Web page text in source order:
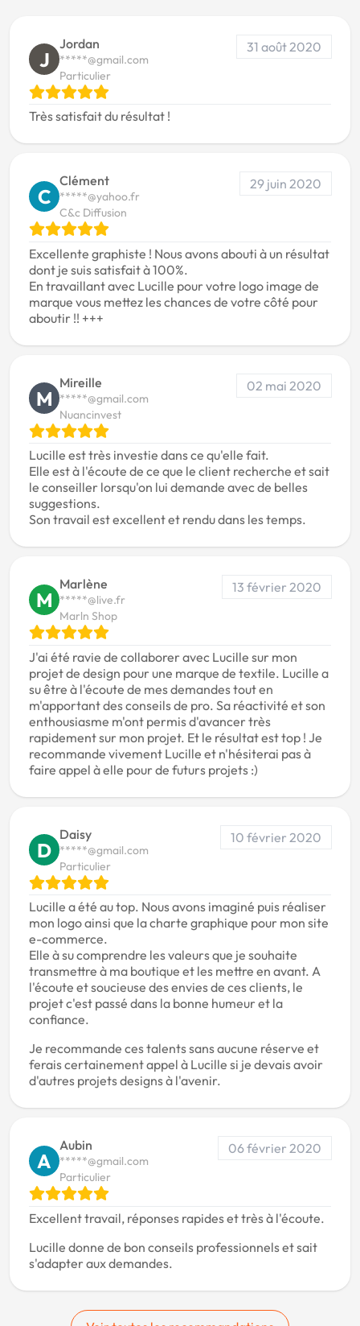
J
Jordan
*****@gmail.com
Particulier
31 août 2020
Très satisfait du résultat !
C
Clément
*****@yahoo.fr
C&c Diffusion
29 juin 2020
Excellente graphiste ! Nous avons abouti à un résultat
dont je suis satisfait à 100%.
En travaillant avec Lucille pour votre logo image de
marque vous mettez les chances de votre côté pour
aboutir !! +++
M
Mireille
*****@gmail.com
Nuancinvest
02 mai 2020
Lucille est très investie dans ce qu'elle fait.
Elle est à l'écoute de ce que le client recherche et sait
le conseiller lorsqu'on lui demande avec de belles
suggestions.
Son travail est excellent et rendu dans les temps.
M
Marlène
*****@live.fr
Marln Shop
13 février 2020
J'ai été ravie de collaborer avec Lucille sur mon
projet de design pour une marque de textile. Lucille a
su être à l'écoute de mes demandes tout en
m'apportant des conseils de pro. Sa réactivité et son
enthousiasme m'ont permis d'avancer très
rapidement sur mon projet. Et le résultat est top ! Je
recommande vivement Lucille et n'hésiterai pas à
faire appel à elle pour de futurs projets :)
D
Daisy
*****@gmail.com
Particulier
10 février 2020
Lucille a été au top. Nous avons imaginé puis réaliser
mon logo ainsi que la charte graphique pour mon site
e-commerce.
Elle à su comprendre les valeurs que je souhaite
transmettre à ma boutique et les mettre en avant. A
l'écoute et soucieuse des envies de ces clients, le
projet c'est passé dans la bonne humeur et la
confiance.
Je recommande ces talents sans aucune réserve et
ferais certainement appel à Lucille si je devais avoir
d'autres projets designs à l'avenir.
A
Aubin
*****@gmail.com
Particulier
06 février 2020
Excellent travail, réponses rapides et très à l'écoute.
Lucille donne de bon conseils professionnels et sait
s'adapter aux demandes.